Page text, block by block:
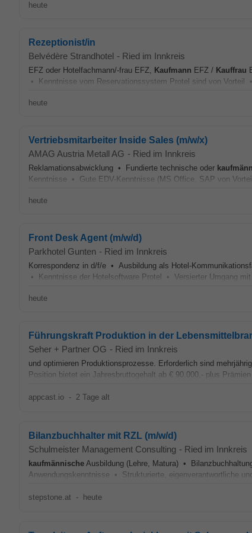
heute
Rezeptionist/in
Belvédère Strandhotel - Ried im Innkreis
EFZ oder Hotelfachmann/-frau EFZ, Kaufmann EFZ / Kauffrau
• Kenntnisse vom Reservationssystem Protel sind von Vorteil
heute
Vertriebsmitarbeiter Inside Sales (m/w/x)
AMAG Austria Metall AG - Ried im Innkreis
Reklamationsabwicklung • Fundierte technische oder
Kenntnisse • Gute EDV-Kenntnisse (MS Office, SAP von
heute
Front Desk Agent (m/w/d)
Parkhotel Gunten - Ried im Innkreis
Korrespondenz in d/f/e • Ausbildung als Hotel-
• Kenntnisse der Hotelsoftware Protel • Versierter Umgang
heute
Führungskraft Produktion in der
Seher + Partner OG - Ried im Innkreis
und optimieren Produktionsprozesse. Erforderlich sind
Position bietet ein Jahresbruttogehalt ab € 90.000,- plus
appcast.io - 2 Tage alt
Bilanzbuchhalter mit RZL (m/w/d)
Schulmeister Management Consulting - Ried im Innkreis
kaufmännische Ausbildung (Lehre, Matura) •
Anwendungskenntnisse • Strukturierte, eigenverantwortliche
stepstone.at - heute